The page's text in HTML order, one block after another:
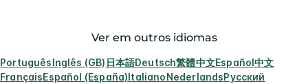
Ver em outros idiomas
PortuguêsInglês (GB) 日本語Deutsch繁體中文Español中文
FrançaisEspañol (España)ItalianoNederlandsРусский